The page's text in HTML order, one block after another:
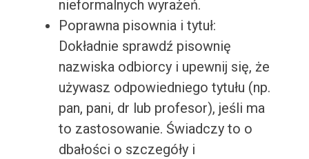
nieformalnych wyrażeń.
Poprawna pisownia i tytuł:
Dokładnie sprawdź pisownię
nazwiska odbiorcy i upewnij się, że
używasz odpowiedniego tytułu (np.
pan, pani, dr lub profesor), jeśli ma
to zastosowanie. Świadczy to o
dbałości o szczegóły i